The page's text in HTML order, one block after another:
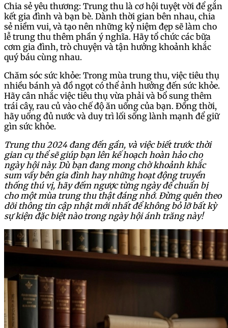
Chia sẻ yêu thương: Trung thu là cơ hội tuyệt vời để gắn
kết gia đình và bạn bè. Dành thời gian bên nhau, chia
sẻ niềm vui, và tạo nên những kỷ niệm đẹp sẽ làm cho
lễ trung thu thêm phần ý nghĩa. Hãy tổ chức các bữa
cơm gia đình, trò chuyện và tận hưởng khoảnh khắc
quý báu cùng nhau.
Chăm sóc sức khỏe: Trong mùa trung thu, việc tiêu thụ
nhiều bánh và đồ ngọt có thể ảnh hưởng đến sức khỏe.
Hãy cân nhắc việc tiêu thụ vừa phải và bổ sung thêm
trái cây, rau củ vào chế độ ăn uống của bạn. Đồng thời,
hãy uống đủ nước và duy trì lối sống lành mạnh để giữ
gìn sức khỏe.
Trung thu 2024 đang đến gần, và việc biết trước thời
gian cụ thể sẽ giúp bạn lên kế hoạch hoàn hảo cho
ngày hội này. Dù bạn đang mong chờ khoảnh khắc
sum vầy bên gia đình hay những hoạt động truyền
thống thú vị, hãy đếm ngược từng ngày để chuẩn bị
cho một mùa trung thu thật đáng nhớ. Đừng quên theo
dõi thông tin cập nhật mới nhất để không bỏ lỡ bất kỳ
sự kiện đặc biệt nào trong ngày hội ánh trăng này!